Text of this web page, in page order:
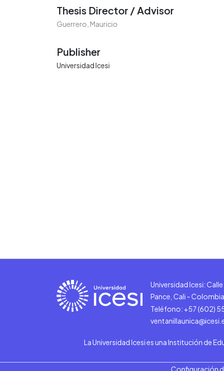
Thesis Director / Advisor
Guerrero, Mauricio
Publisher
Universidad Icesi
Universidad Icesi:
Pance, Cali - Colombia
Teléfono: +57 (602)
La Universidad Icesi es una Institución de
Configuración